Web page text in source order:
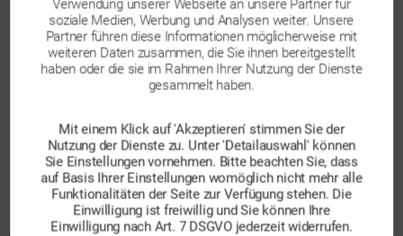
des Webshops animieren. Ebenso gilt es in der
Budgetverteilung zu berücksichtigen, welche Kanäle einen
Abschluss (Conversion) im Webshop fördern und ob es
Kanäle gibt, über die besonders wertvolle Kunden, d.h.
Kunden mit hohem Warenkorb- bzw. Einkaufswert, kommen.
Im Rahmen einer gemeinsamen Studie mit der Friedrich-
Alexander-Universität Erlangen-Nürnberg und einem
Modeunternehmen wurde diesen Fragen auf den Grund
gegangen – mit spannenden Erkenntnissen über das
Einkaufsverhalten der Online User des Modeunternehmens.
Verwendung unserer Webseite an unsere Partner für
soziale Medien, Werbung und Analysen weiter. Unsere
Partner führen diese Informationen möglicherweise mit
weiteren Daten zusammen, die Sie ihnen bereitgestellt
haben oder die sie im Rahmen Ihrer Nutzung der Dienste
gesammelt haben.
Mit einem Klick auf 'Akzeptieren' stimmen Sie der
Nutzung der Dienste zu. Unter 'Detailauswahl' können
Sie Einstellungen vornehmen. Bitte beachten Sie, dass
auf Basis Ihrer Einstellungen womöglich nicht mehr alle
Funktionalitäten der Seite zur Verfügung stehen. Die
Einwilligung ist freiwillig und Sie können Ihre
Einwilligung nach Art. 7 DSGVO jederzeit widerrufen.